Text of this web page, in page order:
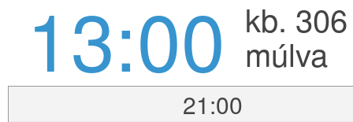
13:00 kb.
múlva
21:00